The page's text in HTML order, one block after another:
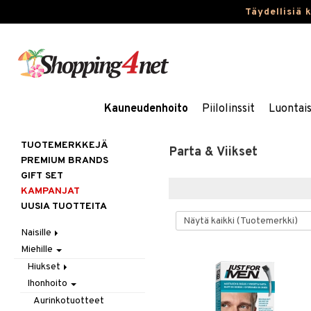
Täydellisiä
Kauneudenhoito Piilolinssit
Parta & Viikset
TUOTEMERKKEJÄ
PREMIUM BRANDS
GIFT SET
KAMPANJAT
UUSIA TUOTTEITA
Naisille
Hiukset
Gift Set
Harjat / Kammat
Hiuskuurit
Ihonhoito
Aurinkotuotteet
Erikoistuotteet
Korut
Kaulakorut
Kosmetiikka
Miehille
Hiukset
Hiustenlähtö
Hiusväri
Ihonhoito
Aurinkotuotteet